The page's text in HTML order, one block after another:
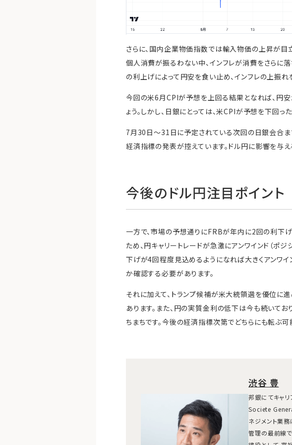
さらに、国内企業物価指数では輸入物価の上昇が目
個人消費が振るわない中、インフレが消費をさらに
の利上げによって円安を食い止め、インフレの上振れ
今回の米6月CPIが予想を上回る結果となれば、円
ょう。しかし、日銀にとっては、米CPIが予想を下回
7月30日～31日に予定されている次回の日銀会合
経済指標の発表が控えています。ドル円に影響を与え
今後のドル円注目ポイント
一方で、市場の予想通りにFRBが年内に2回の利下
ため、円キャリートレードが急激にアンワインド（ポ
下げが4回程度見込めるようになれば大きくアンワ
か確認する必要があります。
それに加えて、トランプ候補が米大統領選を優位に
あります。また、円の実質金利の低下は今も続いてお
ちまちです。今後の経済指標次第でどちらにも転ぶ
渋谷 豊
邦銀にてキャ
Societe
ネジメント業
管理の最前線